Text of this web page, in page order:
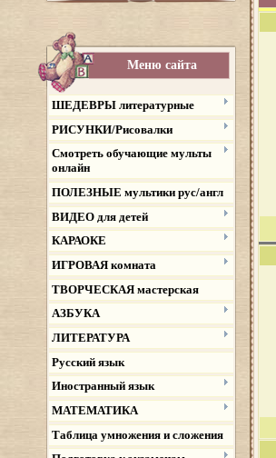
Меню сайта
ШЕДЕВРЫ литературные
РИСУНКИ/Рисовалки
Смотреть обучающие мульты
онлайн
ПОЛЕЗНЫЕ мультики рус/англ
ВИДЕО для детей
КАРАОКЕ
ИГРОВАЯ комната
ТВОРЧЕСКАЯ мастерская
АЗБУКА
ЛИТЕРАТУРА
Русский язык
Иностранный язык
МАТЕМАТИКА
Таблица умножения и сложения